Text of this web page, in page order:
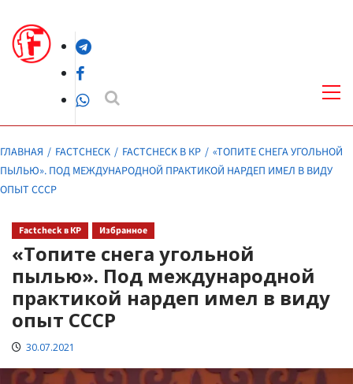
содержимомуTelegram
Facebook
WhatsApp
ГЛАВНАЯ FACTCHECK FACTCHECK В КР
«ТОПИТЕ СНЕГА УГОЛЬНОЙ
ПЫЛЬЮ». ПОД МЕЖДУНАРОДНОЙ ПРАКТИКОЙ НАРДЕП ИМЕЛ В ВИДУ
ОПЫТ СССР
Factcheck в КР Избранное
«Топите снега угольной
пылью». Под международной
практикой нардеп имел в виду
опыт СССР
30.07.2021